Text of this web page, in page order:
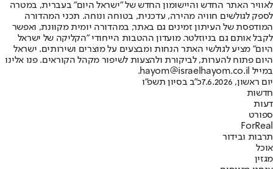
לאוויר האתר החדש והיישומון החדש של "ישראל היום" בעברית, במטרה
לספק לגולשים חוויה מהירה, עדכנית, בטוחה ונוחה. תכני המהדורה
המודפסת של העיתון זמינים גם באתר, במהדורה יומית מקוונת, ואפשר
לקבל אותם גם בניוזלטר. מועדון ההטבות הייחודי "הקליקה של ישראל
היום" מציע לגולשי האתר הנחות ומבצעים על מוצרים ושירותים. ישראל
היום פתוח להערות, לביקורת ולהצעות לשיפור מקהל הקוראים. פנו אלינו
במייל hayom@israelhayom.co.il.
יום ראשון, 7.6.2026
כ"ב בסיון תשפ"ו
חדשות
דעות
ספורט
ForReal
תרבות ובידור
אוכל
מגזין